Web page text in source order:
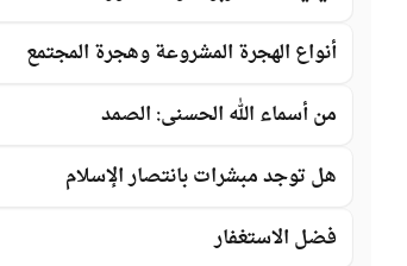
أنواع الهجرة المشروعة وهجرة المجتمع
من أسماء الله الحسنى: الصمد
هل توجد مبشرات بانتصار الإسلام
فضل الاستغفار